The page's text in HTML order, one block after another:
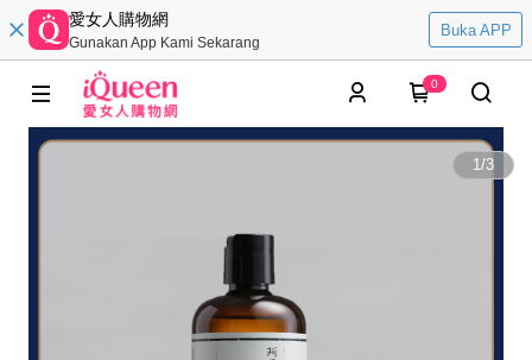
愛女人購物網
Gunakan App Kami Sekarang
Buka APP
0
1/3